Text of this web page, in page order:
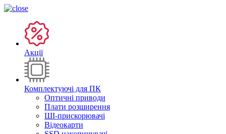
Акції
Комплектуючі для ПК
Оптичні приводи
Плати розширення
ШІ-прискорювачі
Відеокарти